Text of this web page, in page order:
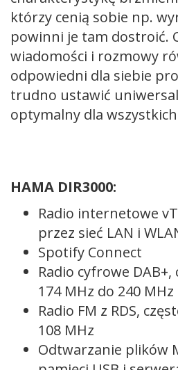
którzy cenią sobie np.
powinni je tam dostroić.
wiadomości i rozmowy
odpowiedni dla siebie
trudno ustawić
optymalny dla
HAMA DIR3000:
Radio internetowe
przez sieć LAN i
Spotify Connect
Radio cyfrowe
174 MHz do 240 MHz
Radio FM z RDS,
108 MHz
Odtwarzanie plików